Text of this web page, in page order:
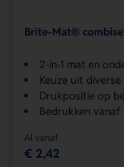
Brite-Mat®
2-in-1 mat en
Keuze uit
Drukpositie op
Bedrukken
Al vanaf
€ 2,42